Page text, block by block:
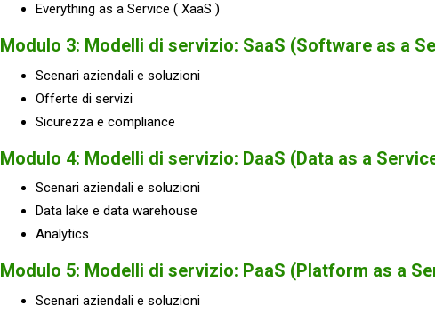
Everything as a Service ( XaaS )
Modulo 3: Modelli di servizio: SaaS (Software as a
Scenari aziendali e soluzioni
Offerte di servizi
Sicurezza e compliance
Modulo 4: Modelli di servizio: DaaS (Data as a
Scenari aziendali e soluzioni
Data lake e data warehouse
Analytics
Modulo 5: Modelli di servizio: PaaS (Platform as a
Scenari aziendali e soluzioni